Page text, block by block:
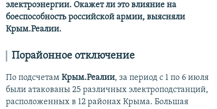
электроэнергии. Окажет ли это влияние на
боеспособность российской армии, выясняли
Крым.Реалии.
Порайонное отключение
По подсчетам Крым.Реалии, за период с 1 по 6 июля
были атакованы 25 различных электроподстанций,
расположенных в 12 районах Крыма. Большая